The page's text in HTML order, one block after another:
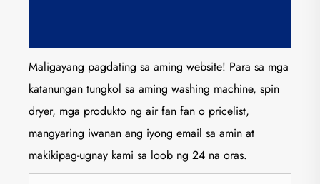
Maligayang pagdating sa aming website! Para sa mga
katanungan tungkol sa aming washing machine, spin
dryer, mga produkto ng air fan fan o pricelist,
mangyaring iwanan ang iyong email sa amin at
makikipag-ugnay kami sa loob ng 24 na oras.